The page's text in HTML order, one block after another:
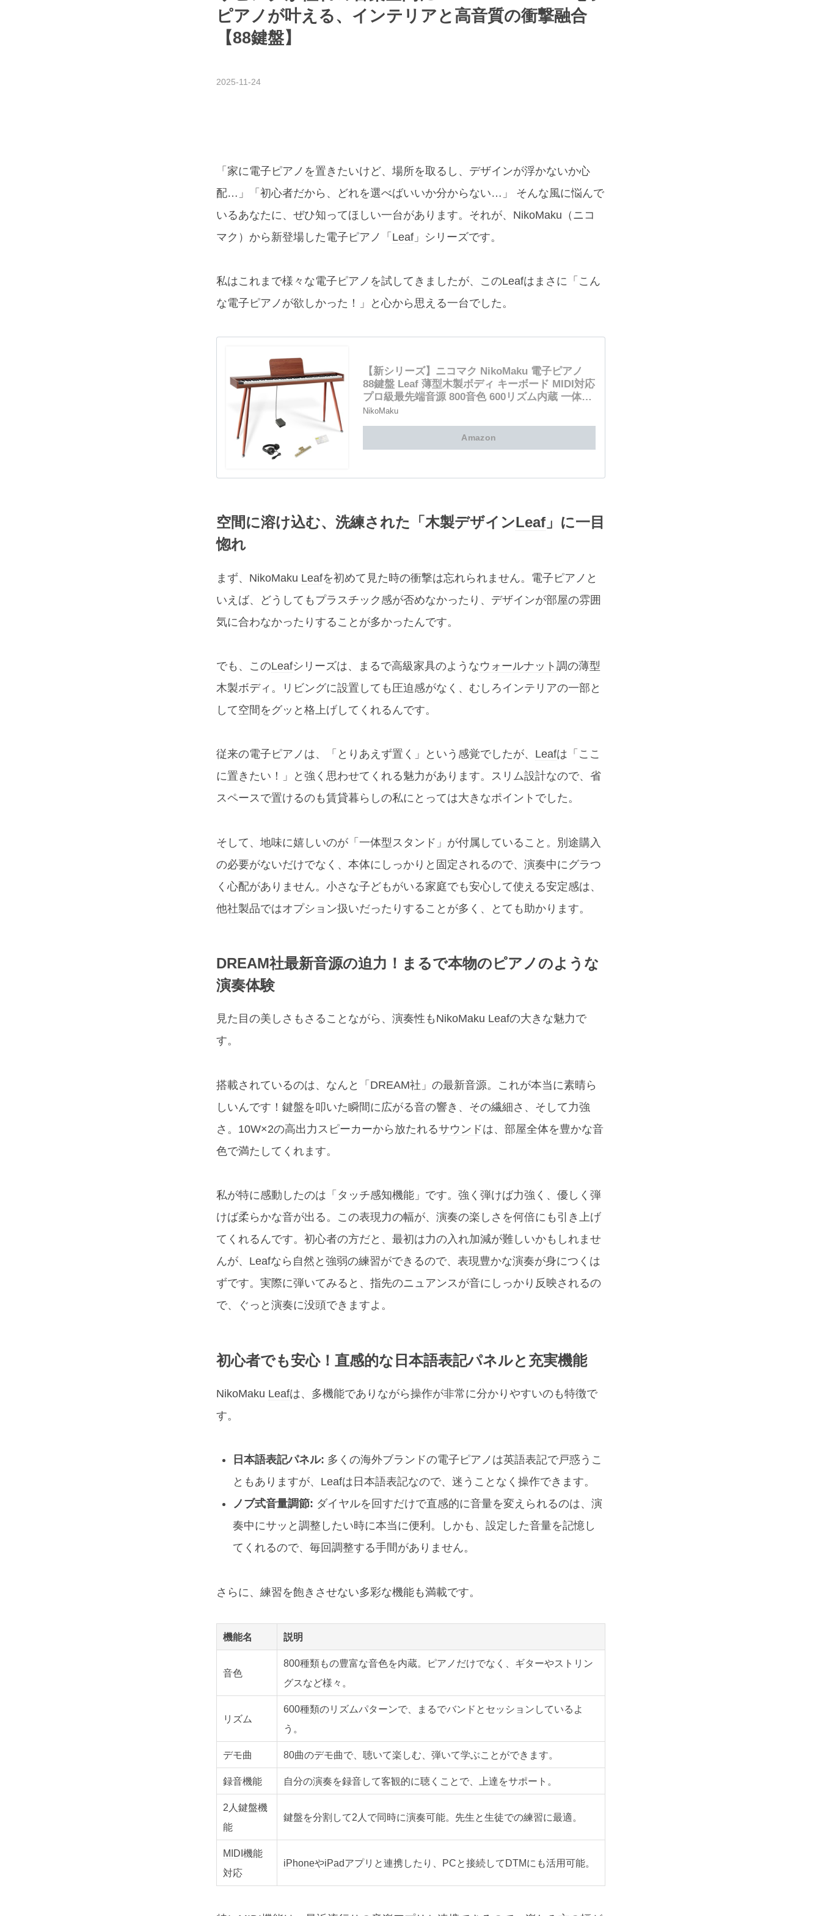
2025-11-24
ピアノが叶える、インテリアと高音質の衝撃融合
【88鍵盤】
「家に電子ピアノを置きたいけど、場所を取るし、デザインが浮かないか心
配…」「初心者だから、どれを選べばいいか分からない…」 そんな風に悩んで
いるあなたに、ぜひ知ってほしい一台があります。それが、NikoMaku（ニコ
マク）から新登場した電子ピアノ「 Leaf」シリーズです。
私はこれまで様々な電子ピアノを試してきましたが、このLeafはまさに「こん
な電子ピアノが欲しかった！」と心から思える一台でした。
【新シリーズ】ニコマク NikoMaku 電子ピアノ
88鍵盤 Leaf 薄型木製ボディ キーボード MIDI対応
プロ級最先端音源 800音色 600リズム内蔵 一体型
スタンド 大型譜面台 ペダル イヤホン 鍵盤シール
初心者 入門 自宅練習（ウォールナット）
NikoMaku
Amazon
空間に溶け込む、洗練された「木製デザインLeaf」に一目
惚れ
まず、NikoMaku Leafを初めて見た時の衝撃は忘れられません。電子ピアノと
いえば、どうしてもプラスチック感が否めなかったり、デザインが部屋の雰囲
気に合わなかったりすることが多かったんです。
でも、このLeafシリーズは、まるで高級家具のようなウォールナット 調の薄型
木製ボディ。リビングに設置しても圧迫感がなく、むしろインテリアの一部と
して空間をグッと格上げしてくれるんです。
従来の電子ピアノは、「とりあえず置く」という感覚でしたが、 Leafは「ここ
に置きたい！」と強く思わせてくれる魅力があります。スリム設計なので、省
スペースで置けるのも賃貸暮らしの私にとっては大きなポイントでした。
そして、地味に嬉しいのが「一体型スタンド」が付属していること。別途購入
の必要がないだけでなく、本体にしっかりと固定されるので、演奏中にグラつ
く心配がありません。小さな子どもがいる家庭でも安心して使える安定感は、
他社製品ではオプション扱いだったりすることが多く、とても助かります。
DREAM社最新音源の迫力！まるで本物のピアノのような
演奏体験
見た目の美しさもさることながら、演奏性もNikoMaku Leafの大きな魅力で
す。
搭載されているのは、なんと「DREAM社」の最新音源。これが本当に素晴ら
しいんです！鍵盤を叩いた瞬間に広がる音の響き、その繊細さ、そして力強
さ。10W×2の高出力スピーカーから放たれるサウンドは、部屋全体を豊かな音
色で満たしてくれます。
私が特に感動したのは「タッチ感知機能」です。強く弾けば力強く、優しく弾
けば柔らかな音が出る。この表現力の幅が、演奏の楽しさを何倍にも引き上げ
てくれるんです。初心者の方だと、最初は力の入れ加減が難しいかもしれませ
んが、 Leafなら自然と強弱の練習ができるので、表現豊かな演奏が身につくは
ずです。実際に弾いてみると、指先のニュアンスが音にしっかり反映されるの
で、ぐっと演奏に没頭できますよ。
初心者でも安心！直感的な日本語表記パネルと充実機能
NikoMaku Leafは、多機能でありながら操作が非常に分かりやすいのも特徴で
す。
日本語表記パネル: 多くの海外ブランドの電子ピアノは英語表記で戸惑うこ
ともありますが、 Leafは日本語表記なので、迷うことなく操作できます。
ノブ式音量調節: ダイヤルを回すだけで直感的に音量を変えられるのは、演
奏中にサッと調整したい時に本当に便利。しかも、設定した音量を記憶し
てくれるので、毎回調整する手間がありません。
さらに、練習を飽きさせない多彩な機能も満載です。
機能名 説明
音色
800種類もの豊富な音色を内蔵。ピアノだけでなく、ギターやストリン
グスなど様々。
リズム
600種類のリズムパターンで、まるでバンドとセッションしているよ
う。
デモ曲 80曲のデモ曲で、聴いて楽しむ、弾いて学ぶことができます。
録音機能 自分の演奏を録音して客観的に聴くことで、上達をサポート。
2人鍵盤機
能
鍵盤を分割して2人で同時に演奏可能。先生と生徒での練習に最適。
MIDI機能
対応
iPhoneやiPadアプリと連携したり、PCと接続してDTMにも活用可能。